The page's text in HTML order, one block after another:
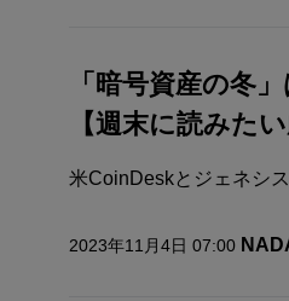
「暗号資産の冬
【週末に読みた
米CoinDeskとジェネシ
2023年11月4日 07:00